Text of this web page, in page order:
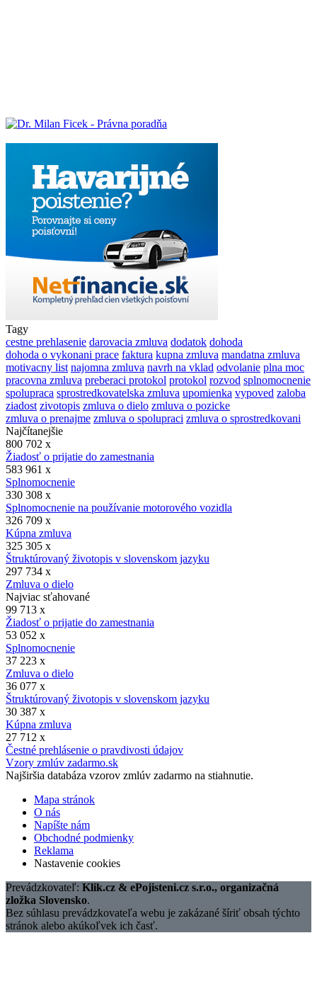
Tagy
cestne prehlasenie darovacia zmluva dodatok dohoda
dohoda o vykonani prace faktura kupna zmluva mandatna zmluva
motivacny list najomna zmluva navrh na vklad odvolanie plna moc
pracovna zmluva preberaci protokol protokol rozvod splnomocnenie
spolupraca sprostredkovatelska zmluva upomienka vypoved zaloba
ziadost zivotopis zmluva o dielo zmluva o pozicke
zmluva o prenajme zmluva o spolupraci zmluva o sprostredkovani
Najčítanejšie
800 702 x
Žiadosť o prijatie do zamestnania
583 961 x
Splnomocnenie
330 308 x
Splnomocnenie na používanie motorového vozidla
326 709 x
Kúpna zmluva
325 305 x
Štruktúrovaný životopis v slovenskom jazyku
297 734 x
Zmluva o dielo
Najviac sťahované
99 713 x
Žiadosť o prijatie do zamestnania
53 052 x
Splnomocnenie
37 223 x
Zmluva o dielo
36 077 x
Štruktúrovaný životopis v slovenskom jazyku
30 387 x
Kúpna zmluva
27 712 x
Čestné prehlásenie o pravdivosti údajov
Vzory zmlúv zadarmo.sk
Najširšia databáza vzorov zmlúv zadarmo na stiahnutie.
Mapa stránok
O nás
Napíšte nám
Obchodné podmienky
Reklama
Nastavenie cookies
Prevádzkovateľ: Klik.cz & ePojisteni.cz s.r.o., organizačná
zložka Slovensko.
Bez súhlasu prevádzkovateľa webu je zakázané šíriť obsah týchto
stránok alebo akúkoľvek ich časť.